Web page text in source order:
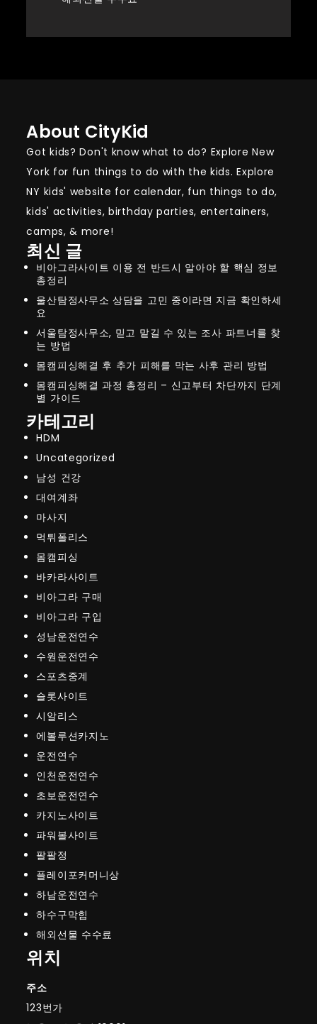
About CityKid
Got kids? Don't know what to do? Explore New
York for fun things to do with the kids. Explore
NY kids' website for calendar, fun things to do,
kids' activities, birthday parties, entertainers,
camps, & more!
최신 글
비아그라사이트 이용 전 반드시 알아야 할 핵심 정보
총정리
울산탐정사무소 상담을 고민 중이라면 지금 확인하세
요
서울탐정사무소, 믿고 맡길 수 있는 조사 파트너를 찾
는 방법
몸캠피싱해결 후 추가 피해를 막는 사후 관리 방법
몸캠피싱해결 과정 총정리 – 신고부터 차단까지 단계
별 가이드
카테고리
HDM
Uncategorized
남성 건강
대여계좌
마사지
먹튀폴리스
몸캠피싱
바카라사이트
비아그라 구매
비아그라 구입
성남운전연수
수원운전연수
스포츠중계
슬롯사이트
시알리스
에볼루션카지노
운전연수
인천운전연수
초보운전연수
카지노사이트
파워볼사이트
팔팔정
플레이포커머니상
하남운전연수
하수구막힘
해외선물 수수료
위치
주소
123번가